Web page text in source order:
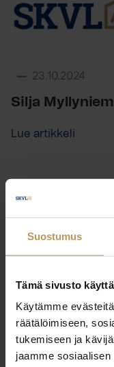
Suostumus
Tämä sivusto
Käytämme
räätälöimiseen,
tukemiseen ja
jaamme
23.10.2024
Silja
Lue artikkeli